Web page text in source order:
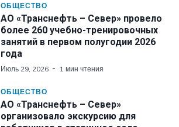
ОБЩЕСТВО
АО «Транснефть – Север» провело
более 260 учебно-тренировочных
занятий в первом полугодии 2026
года
Июль 29, 2026 1 мин чтения
ОБЩЕСТВО
АО «Транснефть – Север»
организовало экскурсию для